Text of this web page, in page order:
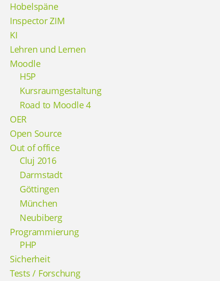
Hobelspäne
Inspector ZIM
KI
Lehren und Lernen
Moodle
H5P
Kursraumgestaltung
Road to Moodle 4
OER
Open Source
Out of office
Cluj 2016
Darmstadt
Göttingen
München
Neubiberg
Programmierung
PHP
Sicherheit
Tests / Forschung